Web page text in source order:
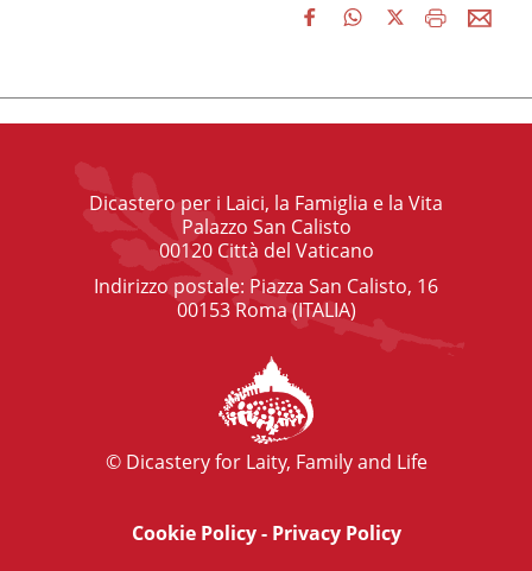
Dicastero per i Laici, la Famiglia e la Vita
Palazzo San Calisto
00120 Città del Vaticano
Indirizzo postale: Piazza San Calisto, 16
00153 Roma (ITALIA)
© Dicastery for Laity, Family and Life
Cookie Policy- Privacy Policy